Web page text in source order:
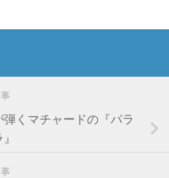
くマチャードの『パラ